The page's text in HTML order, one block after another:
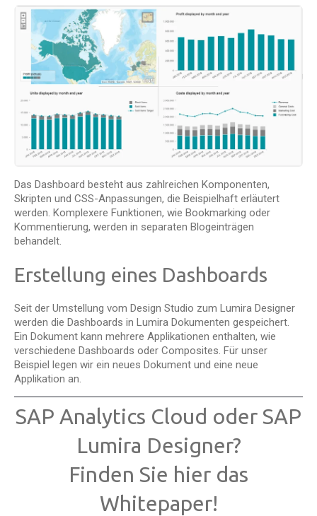
Das Dashboard besteht aus zahlreichen Komponenten,
Skripten und CSS-Anpassungen, die Beispielhaft erläutert
werden. Komplexere Funktionen, wie Bookmarking oder
Kommentierung, werden in separaten Blogeinträgen
behandelt.
Erstellung eines Dashboards
Seit der Umstellung vom Design Studio zum Lumira Designer
werden die Dashboards in Lumira Dokumenten gespeichert.
Ein Dokument kann mehrere Applikationen enthalten, wie
verschiedene Dashboards oder Composites. Für unser
Beispiel legen wir ein neues Dokument und eine neue
Applikation an.
SAP Analytics Cloud oder SAP
Lumira Designer?
Finden Sie hier das
Whitepaper!